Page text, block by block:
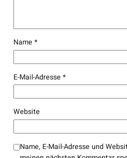
Name *
E-Mail-Adresse *
Website
Name, E-Mail-Adresse und